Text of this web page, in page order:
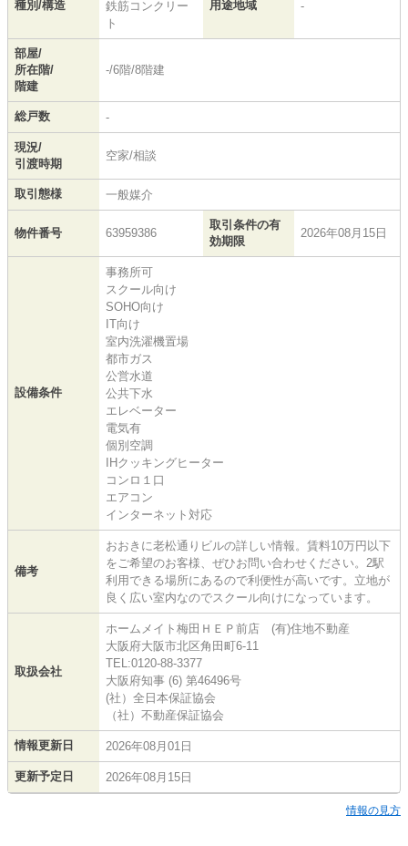
種別/構造
鉄筋コンクリー
ト
用途地域 -
部屋/
所在階/
階建
-/6階/8階建
総戸数 -
現況/
引渡時期
空家/相談
取引態様 一般媒介
物件番号 63959386
取引条件の有
効期限
2026年08月15日
設備条件
事務所可
スクール向け
SOHO向け
IT向け
室内洗濯機置場
都市ガス
公営水道
公共下水
エレベーター
電気有
個別空調
IHクッキングヒーター
コンロ１口
エアコン
インターネット対応
備考
おおきに老松通りビルの詳しい情報。賃料10万円以下
をご希望のお客様、ぜひお問い合わせください。2駅
利用できる場所にあるので利便性が高いです。立地が
良く広い室内なのでスクール向けになっています。
取扱会社
ホームメイト梅田ＨＥＰ前店 (有)住地不動産
大阪府大阪市北区角田町6-11
TEL:0120-88-3377
大阪府知事 (6) 第46496号
(社）全日本保証協会
（社）不動産保証協会
情報更新日 2026年08月01日
更新予定日 2026年08月15日
情報の見方